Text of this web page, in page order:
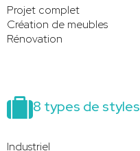
8 types de styles
Industriel
Projet complet
Création de meubles
Rénovation